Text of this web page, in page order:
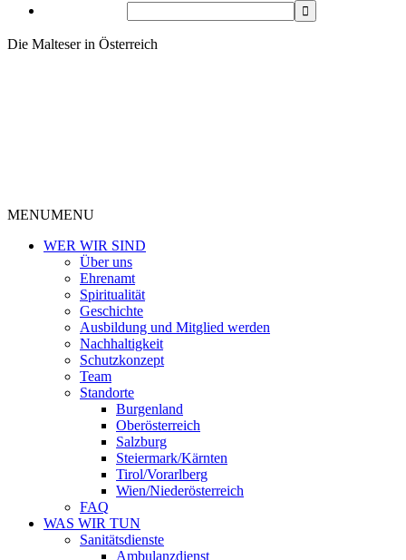
Die Malteser in Österreich
MENUMENU
WER WIR SIND
Über uns
Ehrenamt
Spiritualität
Geschichte
Ausbildung und Mitglied werden
Nachhaltigkeit
Schutzkonzept
Team
Standorte
Burgenland
Oberösterreich
Salzburg
Steiermark/Kärnten
Tirol/Vorarlberg
Wien/Niederösterreich
FAQ
WAS WIR TUN
Sanitätsdienste
Ambulanzdienst